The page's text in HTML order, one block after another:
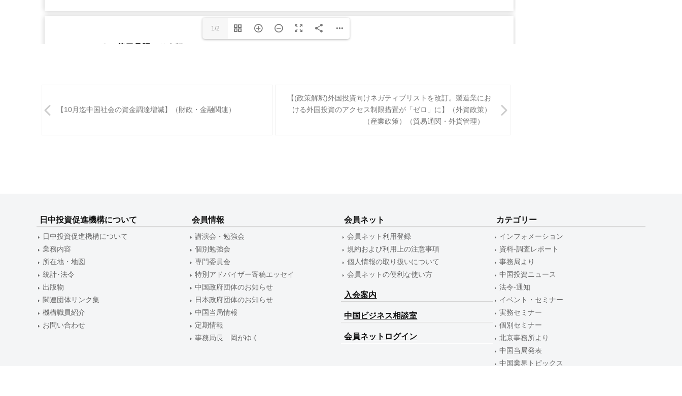
1/2
稿
ョ
ン
【10月迄中国社会の資金調達増減】（財政・金融関連）
【(政策解釈)外国投資向けネガティブリストを改訂。製造業にお
ける外国投資のアクセス制限措置が「ゼロ」に】（外資政策）
（産業政策）（貿易通関・外貨管理）
日中投資促進機構について
日中投資促進機構について
業務内容
所在地・地図
統計･法令
出版物
関連団体リンク集
機構職員紹介
お問い合わせ
会員情報
講演会・勉強会
個別勉強会
専門委員会
特別アドバイザー寄稿エッセイ
中国政府団体のお知らせ
日本政府団体のお知らせ
中国当局情報
定期情報
事務局長 岡がゆく
会員ネット
会員ネット利用登録
規約および利用上の注意事項
個人情報の取り扱いについて
会員ネットの便利な使い方
入会案内
中国ビジネス相談室
会員ネットログイン
カテゴリー
インフォメーション
資料-調査レポート
事務局より
中国投資ニュース
法令-通知
イベント・セミナー
実務セミナー
個別セミナー
北京事務所より
中国当局発表
中国業界トピックス